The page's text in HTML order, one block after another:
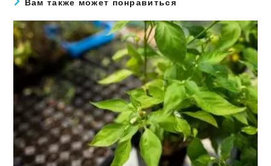
Вам также может понравиться